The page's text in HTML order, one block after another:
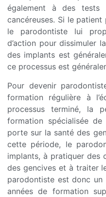
également à des tests
cancéreuses. Si le
le parodontiste lui
d’action pour dissimuler
des implants est
ce processus est
Pour devenir
formation régulière à
processus terminé, la
formation spécialisée
porte sur la santé des
cette période, le
implants, à pratiquer des
des gencives et à traiter
parodontiste est donc
années de formation